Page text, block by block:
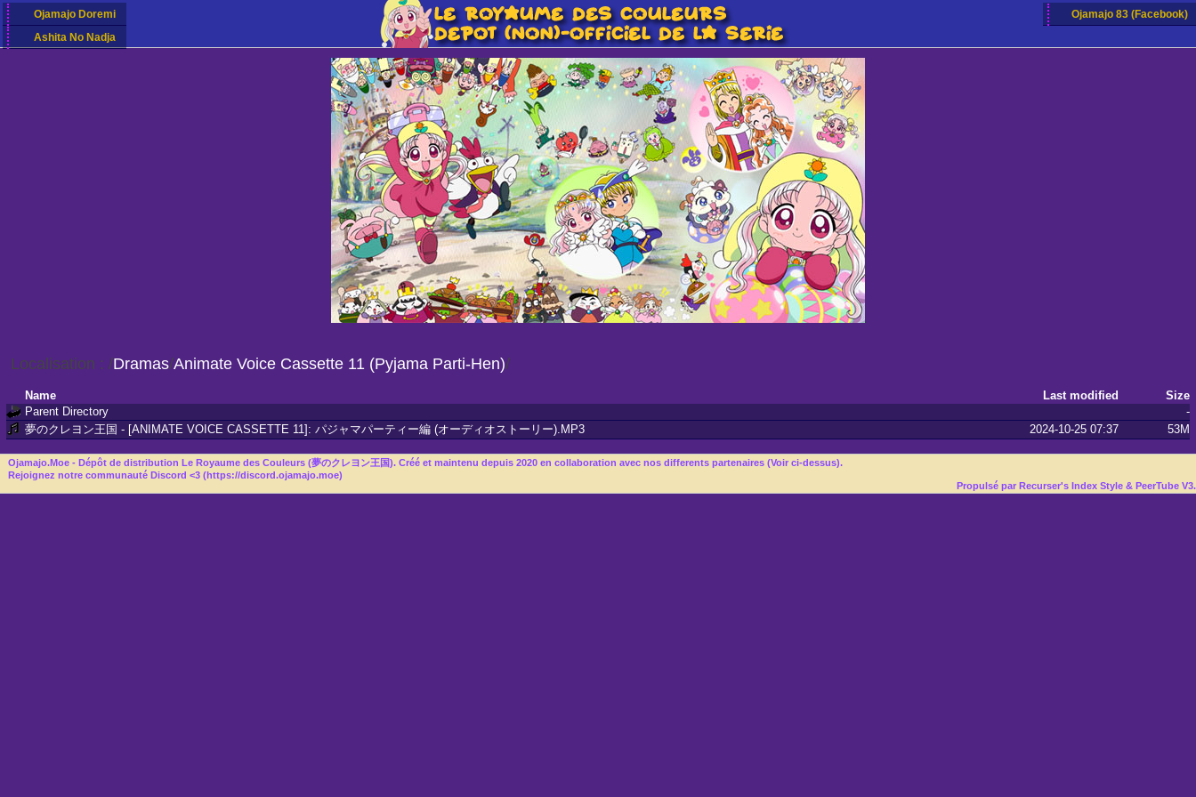
Ojamajo Doremi
Ashita No Nadja
Ojamajo 83 (Facebook)
Localisation : /Dramas/Animate Voice Cassette 11 (Pyjama Parti-Hen)/
Name Last modified
Size
Parent Directory
-
夢のクレヨン王国 - [ANIMATE VOICE CASSETTE 11]: パジャマパーティー編 (オーディオストーリー).MP3
2024-10-25 07:37 53M
Ojamajo.Moe - Dépôt de distribution Le Royaume des Couleurs (夢のクレヨン王国). Créé et maintenu depuis 2020 en collaboration avec nos differents partenaires (Voir ci-dessus).
Rejoignez notre communauté Discord <3 (https://discord.ojamajo.moe)
Propulsé par Recurser's Index Style & PeerTube V3.